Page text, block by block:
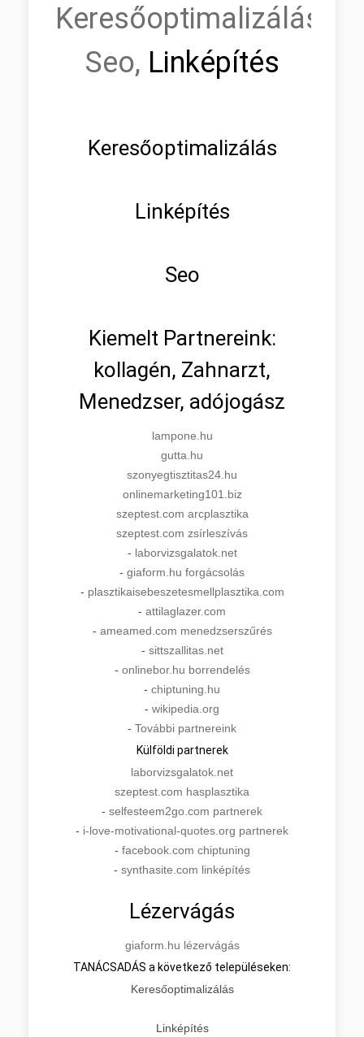
Keresőoptimalizálás,
Seo, Linképítés
Keresőoptimalizálás
Linképítés
Seo
Kiemelt Partnereink:
kollagén, Zahnarzt,
Menedzser, adójogász
lampone.hu
gutta.hu
szonyegtisztitas24.hu
onlinemarketing101.biz
szeptest.com arcplasztika
szeptest.com zsírleszívás
- laborvizsgalatok.net
- giaform.hu forgácsolás
- plasztikaisebeszetesmellplasztika.com
- attilaglazer.com
- ameamed.com menedzserszűrés
- sittszallitas.net
- onlinebor.hu borrendelés
- chiptuning.hu
- wikipedia.org
- További partnereink
Külföldi partnerek
laborvizsgalatok.net
szeptest.com hasplasztika
- selfesteem2go.com partnerek
- i-love-motivational-quotes.org partnerek
- facebook.com chiptuning
- synthasite.com linképítés
Lézervágás
giaform.hu lézervágás
TANÁCSADÁS a következő településeken:
Keresőoptimalizálás
Linképítés